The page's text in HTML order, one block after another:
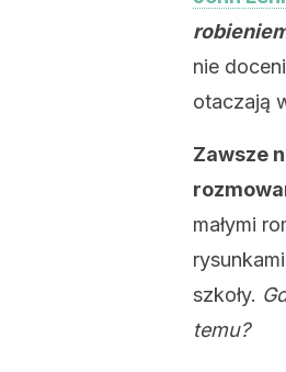
nie
otaczają
Zawsze
małymi
szkoły.
temu?